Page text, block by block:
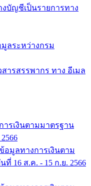
บัญชีเป็นรายการทาง
ลระหว่างกรม
ารสรรพากร ทาง อีเมล
ารเงินตามมาตรฐาน
อมูลทางการเงินตาม
16 ส.ค. - 15 ก.ย. 2566